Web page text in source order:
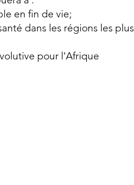
en fin de vie;
dans les régions les plus
pour l'Afrique